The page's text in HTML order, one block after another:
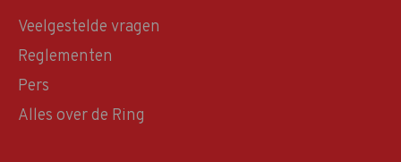
Veelgestelde vragen
Reglementen
Pers
Alles over de Ring